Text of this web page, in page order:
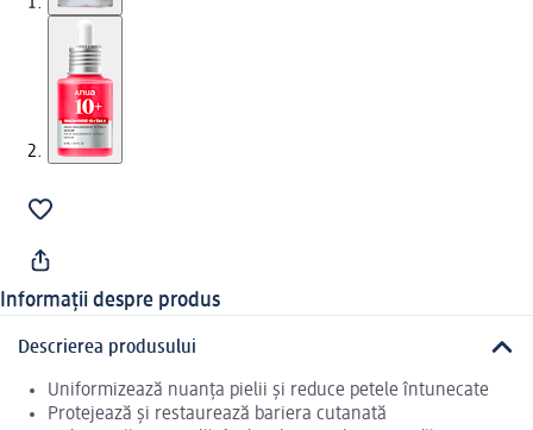
Informații despre produs
Descrierea produsului
Uniformizează nuanța pielii și reduce petele întunecate
Protejează și restaurează bariera cutanată